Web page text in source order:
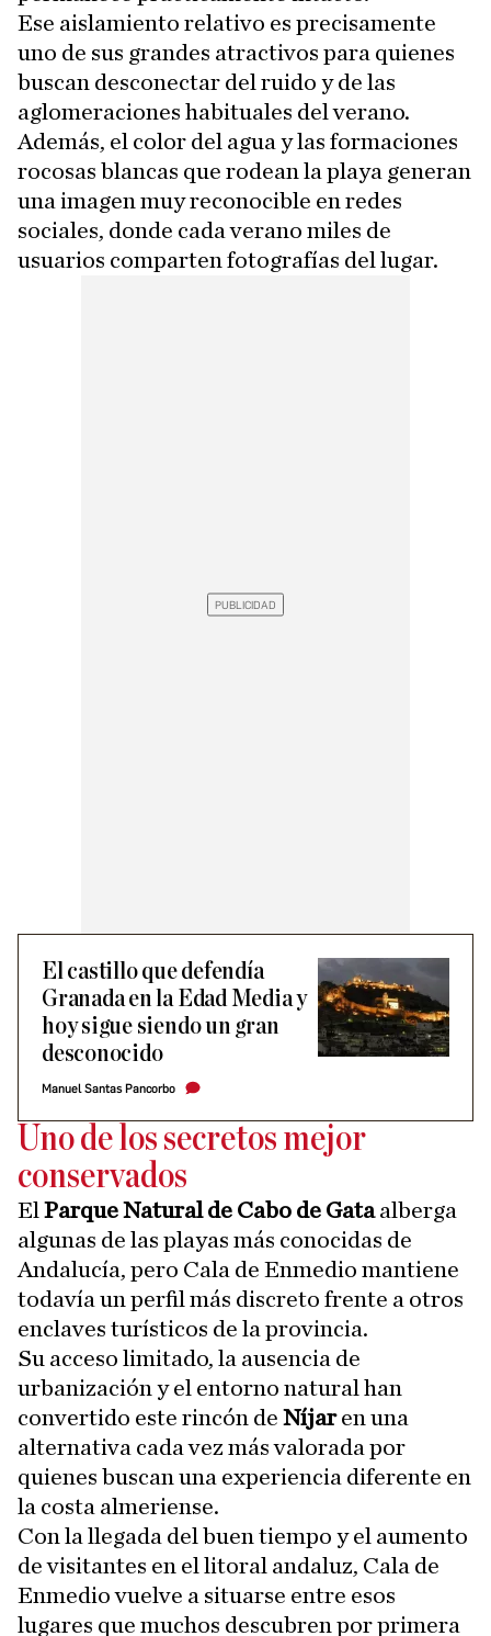
Ese aislamiento relativo es precisamente
uno de sus grandes atractivos para quienes
buscan desconectar del ruido y de las
aglomeraciones habituales del verano.
Además, el color del agua y las formaciones
rocosas blancas que rodean la playa generan
una imagen muy reconocible en redes
sociales, donde cada verano miles de
usuarios comparten fotografías del lugar.
El castillo que defendía
Granada en la Edad Media y
hoy sigue siendo un gran
desconocido
Manuel Santas Pancorbo
Uno de los secretos mejor
conservados
El Parque Natural de Cabo de Gataalberga
algunas de las playas más conocidas de
Andalucía, pero Cala de Enmedio mantiene
todavía un perfil más discreto frente a otros
enclaves turísticos de la provincia.
Su acceso limitado, la ausencia de
urbanización y el entorno natural han
convertido este rincón de Níjaren una
alternativa cada vez más valorada por
quienes buscan una experiencia diferente en
la costa almeriense.
Con la llegada del buen tiempo y el aumento
de visitantes en el litoral andaluz, Cala de
Enmedio vuelve a situarse entre esos
lugares que muchos descubren por primera